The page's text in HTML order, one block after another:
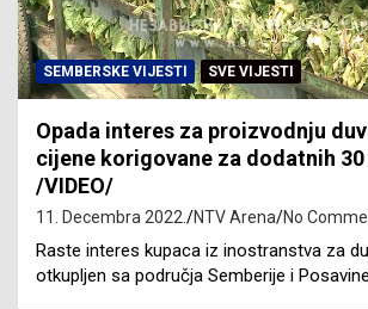
SEMBERSKE VIJESTI SVE VIJESTI
Opada interes za proizvodnju
cijene korigovane za dodatnih
/VIDEO/
11. Decembra 2022. NTV Arena No
Raste interes kupaca iz inostranstva za
otkupljen sa područja Semberije i